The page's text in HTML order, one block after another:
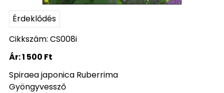
Érdeklődés
Cikkszám: CS008i
Ár:1 500 Ft
Spiraea japonica Ruberrima
Gyöngyvessző